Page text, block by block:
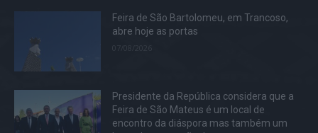
Feira de São Bartolomeu, em Trancoso,
abre hoje as portas
07/08/2026
Presidente da República considera que a
Feira de São Mateus é um local de
encontro da diáspora mas também um